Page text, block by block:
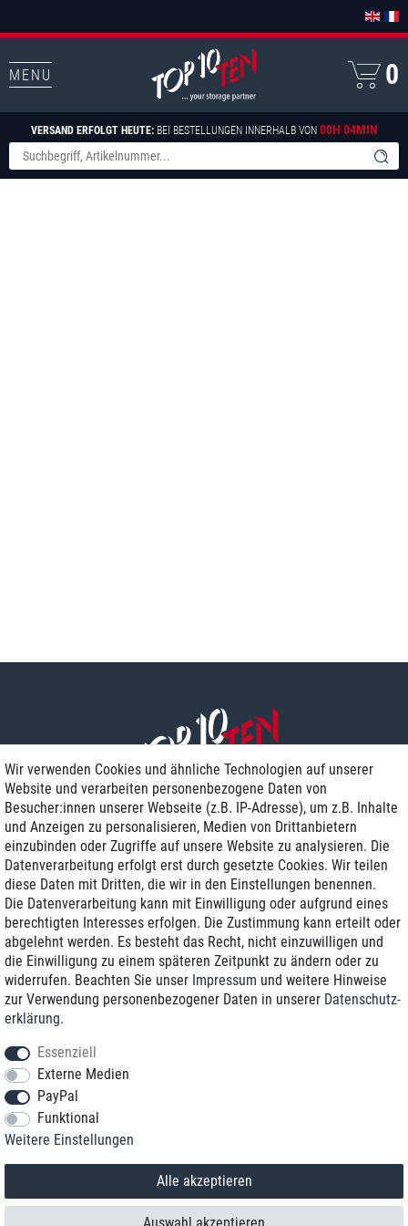
MENU
VERSAND ERFOLGT HEUTE:BEI BESTELLUNGEN INNERHALB VON 00H 04MIN
0
Zustellung am nächsten Werktag
Günstiger Versand
Generalüberholt mit Garantie
+49 8989 96160*
*Sie erreichen uns zum Ortstarif von Montag bis Freitag von 9 Uhr - 18 Uhr.
© 2018 TOP TEN Computervertrieb GmbH
Wir verwenden Cookies und ähnliche Technologien auf unserer
Website und verarbeiten personenbezogene Daten von
Besucher:innen unserer Webseite (z.B. IP-Adresse), um z.B. Inhalte
und Anzeigen zu personalisieren, Medien von Drittanbietern
einzubinden oder Zugriffe auf unsere Website zu analysieren. Die
Datenverarbeitung erfolgt erst durch gesetzte Cookies. Wir teilen
diese Daten mit Dritten, die wir in den Einstellungen benennen.
Die Datenverarbeitung kann mit Einwilligung oder aufgrund eines
berechtigten Interesses erfolgen. Die Zustimmung kann erteilt oder
abgelehnt werden. Es besteht das Recht, nicht einzuwilligen und
die Einwilligung zu einem späteren Zeitpunkt zu ändern oder zu
widerrufen. Beachten Sie unser Impressum und weitere Hinweise
zur Verwendung personenbezogener Daten in unserer Daten­schutz­
erklärung.
Essenziell
Externe Medien
PayPal
Funktional
Weitere Einstellungen
Alle akzeptieren